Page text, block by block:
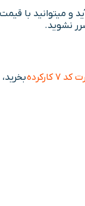
نو به شمار می آید و
نشوید.
کارکرده